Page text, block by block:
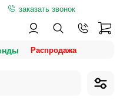
заказать звонок